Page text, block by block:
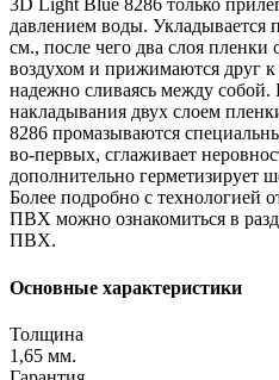
3D Light Blue 8286 только
давлением воды. Укладывается
см., после чего два слоя пленки
воздухом и прижимаются друг
надежно сливаясь между собой.
накладывания двух слоем
8286 промазываются
во-первых, сглаживает
дополнительно герметизирует
Более подробно с технологией
ПВХ можно ознакомиться в
ПВХ.
Основные характеристики
Толщина
1,65 мм.